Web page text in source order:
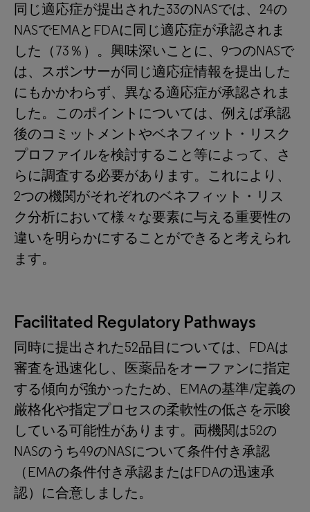
同じ適応症が提出された33のNASでは、24の
NASでEMAとFDAに同じ適応症が承認されま
した（73％）。興味深いことに、9つのNASで
は、スポンサーが同じ適応症情報を提出した
にもかかわらず、異なる適応症が承認されま
した。このポイントについては、例えば承認
後のコミットメントやベネフィット・リスク
プロファイルを検討すること等によって、さ
らに調査する必要があります。これにより、
2つの機関がそれぞれのベネフィット・リス
ク分析において様々な要素に与える重要性の
違いを明らかにすることができると考えられ
ます。
Facilitated Regulatory Pathways
同時に提出された52品目については、FDAは
審査を迅速化し、医薬品をオーファンに指定
する傾向が強かったため、EMAの基準/定義の
厳格化や指定プロセスの柔軟性の低さを示唆
している可能性があります。両機関は52の
NASのうち49のNASについて条件付き承認
（EMAの条件付き承認またはFDAの迅速承
認）に合意しました。